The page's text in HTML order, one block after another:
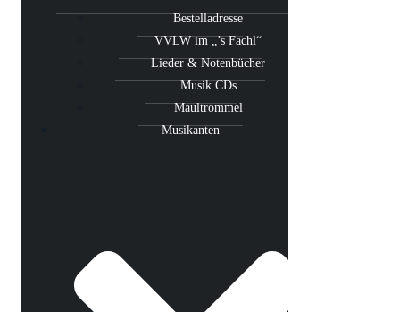
Bestelladresse
VVLW im „’s Fachl“
Lieder & Notenbücher
Musik CDs
Maultrommel
Musikanten